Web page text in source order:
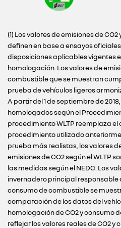
(1) Los valores de emisiones de
definen en base a ensayos
disposiciones aplicables vigentes
homologación. Los valores de
combustible que se muestran
prueba de vehículos ligeros
A partir del 1 de septiembre de
homologados según el
procedimiento WLTP reemplaza el
procedimiento utilizado
prueba más realistas, los valores
emisiones de CO2 según el WLTP
las medidas según el NEDC. Los
invernadero principal responsable
consumo de combustible se
comparación de los datos del
homologación de CO2 y consumo
reflejar los valores reales de CO2